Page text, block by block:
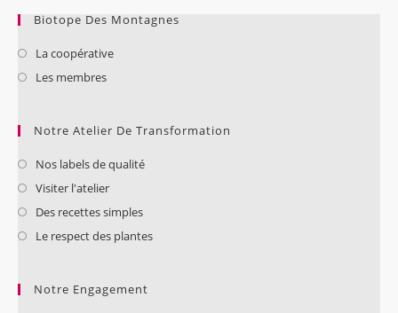
Biotope Des Montagnes
La coopérative
Les membres
Notre Atelier De Transformation
Nos labels de qualité
Visiter l'atelier
Des recettes simples
Le respect des plantes
Notre Engagement